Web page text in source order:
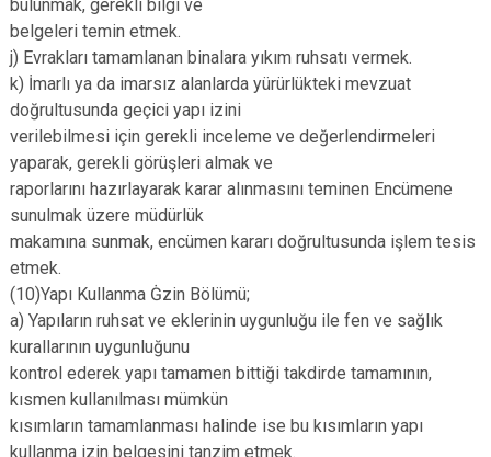
bulunmak, gerekli bilgi ve
belgeleri temin etmek.
j) Evrakları tamamlanan binalara yıkım ruhsatı vermek.
k) İmarlı ya da imarsız alanlarda yürürlükteki mevzuat
doğrultusunda geçici yapı izini
verilebilmesi için gerekli inceleme ve değerlendirmeleri
yaparak, gerekli görüşleri almak ve
raporlarını hazırlayarak karar alınmasını teminen Encümene
sunulmak üzere müdürlük
makamına sunmak, encümen kararı doğrultusunda işlem tesis
etmek.
(10)Yapı Kullanma Ġzin Bölümü;
a) Yapıların ruhsat ve eklerinin uygunluğu ile fen ve sağlık
kurallarının uygunluğunu
kontrol ederek yapı tamamen bittiği takdirde tamamının,
kısmen kullanılması mümkün
kısımların tamamlanması halinde ise bu kısımların yapı
kullanma izin belgesini tanzim etmek.